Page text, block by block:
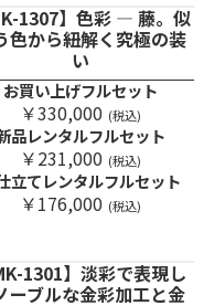
1307】色彩 ― 藤。似
色から紐解く究極の装
い
お買い上げフルセット
￥330,000 (税込)
品レンタルフルセット
￥231,000 (税込)
立てレンタルフルセット
￥176,000 (税込)
1301】淡彩で表現し
ーブルな金彩加工と金